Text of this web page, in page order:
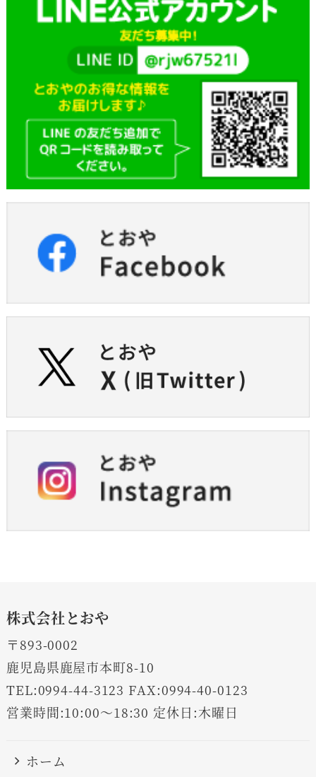
株式会社とおや
〒893-0002
鹿児島県鹿屋市本町8-10
TEL:0994-44-3123 FAX:0994-40-0123
営業時間:10:00～18:30 定休日:木曜日
ホーム